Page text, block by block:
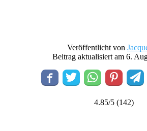
Veröffentlicht von
Beitrag aktualisiert am 6.
4.85/5 (142)